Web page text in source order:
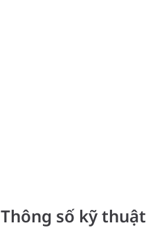
Thông số kỹ thuật